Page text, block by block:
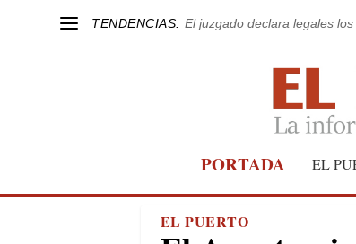
TENDENCIAS: El juzgado declara legales
PORTADA EL
EL PUERTO